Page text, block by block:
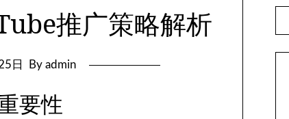
推广策略解析
日 By admin
要性